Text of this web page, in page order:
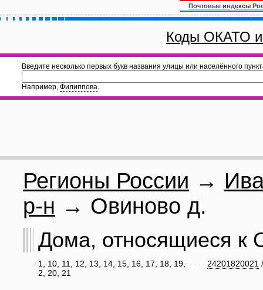
Почтовые индексы
Коды ОКАТО
Введите несколько первых букв названия улицы или населённого
Например, Филиппова.
Регионы России →
р-н → Овиново д.
Дома, относящиеся к
24201820021
1, 10, 11, 12, 13, 14, 15, 16, 17, 18, 19,
2, 20, 21